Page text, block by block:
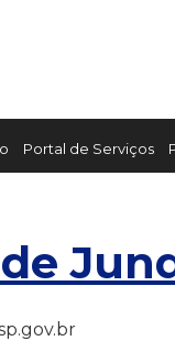
Portal de Serviços